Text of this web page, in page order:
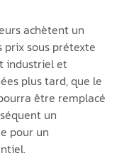
sous prétexte
industriel et
plus tard, que le
être remplacé
un
pour un